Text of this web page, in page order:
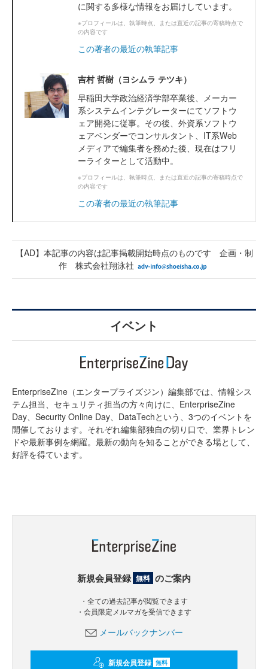
に関する多様な情報をお届けしています。
※プロフィールは、執筆時点、または直近の記事の寄稿時点で
の内容です
この著者の最近の執筆記事
吉村 哲樹（ヨシムラ テツキ）
早稲田大学政治経済学部卒業後、メーカー
系システムインテグレーターにてソフトウ
ェア開発に従事。その後、外資系ソフトウ
ェアベンダーでコンサルタント、IT系Web
メディアで編集者を務めた後、現在はフリ
ーライターとして活動中。
※プロフィールは、執筆時点、または直近の記事の寄稿時点で
の内容です
この著者の最近の執筆記事
【AD】本記事の内容は記事掲載開始時点のものです 企画・制
作 株式会社翔泳社
イベント
EnterpriseZine（エンタープライズジン）編集部では、情報シス
テム担当、セキュリティ担当の方々向けに、EnterpriseZine
Day、Security Online Day、DataTechという、3つのイベントを
開催しております。それぞれ編集部独自の切り口で、業界トレン
ドや最新事例を網羅。最新の動向を知ることができる場として、
好評を得ています。
新規会員登録 無料 のご案内
・全ての過去記事が閲覧できます
・会員限定メルマガを受信できます
メールバックナンバー
新規会員登録 無料